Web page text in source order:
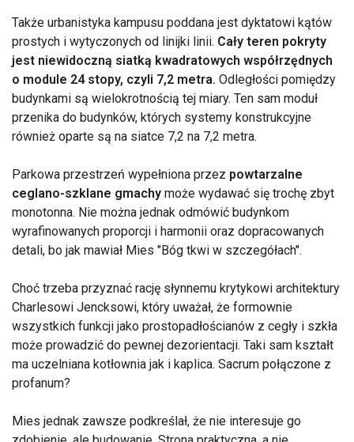
Także urbanistyka kampusu poddana jest dyktatowi kątów
prostych i wytyczonych od linijki linii. Cały teren pokryty
jest niewidoczną siatką kwadratowych współrzędnych
o module 24 stopy, czyli 7,2 metra. Odległości pomiędzy
budynkami są wielokrotnością tej miary. Ten sam moduł
przenika do budynków, których systemy konstrukcyjne
również oparte są na siatce 7,2 na 7,2 metra.
Parkowa przestrzeń wypełniona przez powtarzalne
ceglano-szklane gmachy może wydawać się trochę zbyt
monotonna. Nie można jednak odmówić budynkom
wyrafinowanych proporcji i harmonii oraz dopracowanych
detali, bo jak mawiał Mies "Bóg tkwi w szczegółach".
Choć trzeba przyznać rację słynnemu krytykowi architektury
Charlesowi Jencksowi, który uważał, że formownie
wszystkich funkcji jako prostopadłościanów z cegły i szkła
może prowadzić do pewnej dezorientacji. Taki sam kształt
ma uczelniana kotłownia jak i kaplica. Sacrum połączone z
profanum?
Mies jednak zawsze podkreślał, że nie interesuje go